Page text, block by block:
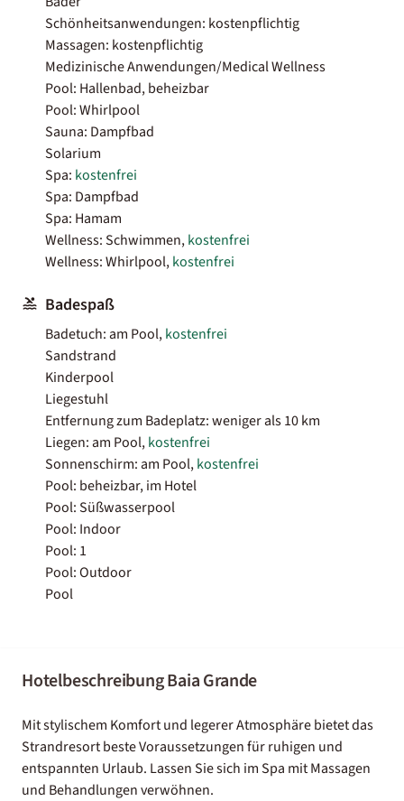
Schönheitsanwendungen: kostenpflichtig
Massagen: kostenpflichtig
Medizinische Anwendungen/Medical Wellness
Pool: Hallenbad, beheizbar
Pool: Whirlpool
Sauna: Dampfbad
Solarium
Spa: kostenfrei
Spa: Dampfbad
Spa: Hamam
Wellness: Schwimmen,kostenfrei
Wellness: Whirlpool,kostenfrei
Badespaß
Badetuch: am Pool,kostenfrei
Sandstrand
Kinderpool
Liegestuhl
Entfernung zum Badeplatz: weniger als 10 km
Liegen: am Pool,kostenfrei
Sonnenschirm: am Pool,kostenfrei
Pool: beheizbar, im Hotel
Pool: Süßwasserpool
Pool: Indoor
Pool: 1
Pool: Outdoor
Pool
Hotelbeschreibung Baia Grande
Mit stylischem Komfort und legerer Atmosphäre bietet das
Strandresort beste Voraussetzungen für ruhigen und
entspannten Urlaub. Lassen Sie sich im Spa mit Massagen
und Behandlungen verwöhnen.